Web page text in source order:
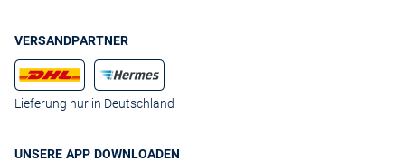
VERSANDPARTNER
Lieferung nur in Deutschland
UNSERE APP DOWNLOADEN